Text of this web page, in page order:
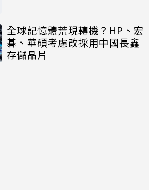
全球記憶體荒現轉機？HP、宏
碁、華碩考慮改採用中國長鑫
存儲晶片